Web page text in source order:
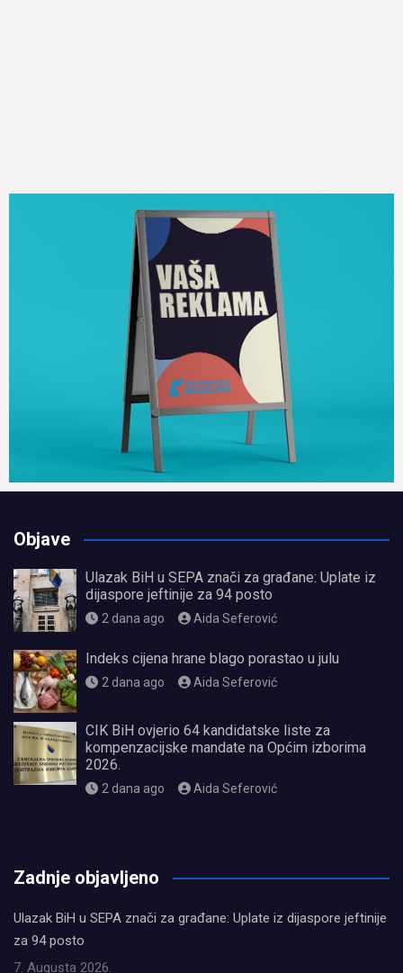
Objave
Ulazak BiH u SEPA znači za građane: Uplate iz
dijaspore jeftinije za 94 posto
2 dana ago Aida Seferović
Indeks cijena hrane blago porastao u julu
2 dana ago Aida Seferović
CIK BiH ovjerio 64 kandidatske liste za
kompenzacijske mandate na Općim izborima
2026.
2 dana ago Aida Seferović
Zadnje objavljeno
Ulazak BiH u SEPA znači za građane: Uplate iz dijaspore jeftinije
za 94 posto
7. Augusta 2026.